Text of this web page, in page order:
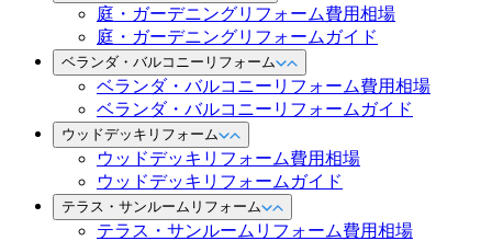
庭・ガーデニングリフォーム費用相場
庭・ガーデニングリフォームガイド
ベランダ・バルコニーリフォーム
ベランダ・バルコニーリフォーム費用相場
ベランダ・バルコニーリフォームガイド
ウッドデッキリフォーム
ウッドデッキリフォーム費用相場
ウッドデッキリフォームガイド
テラス・サンルームリフォーム
テラス・サンルームリフォーム費用相場